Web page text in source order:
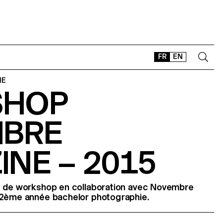
FR EN
Instagram
Facebook
– 2015
workshop en collaboration avec Novembre
année bachelor photographie.